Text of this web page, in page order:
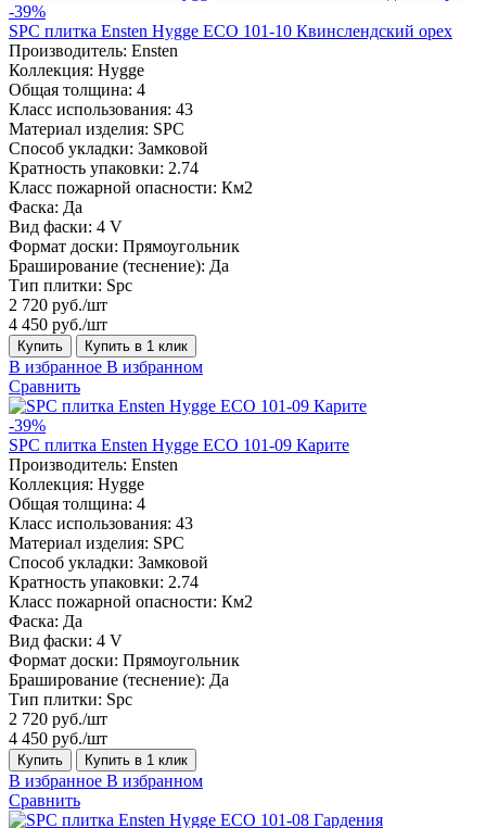
-39%
SPC плитка Ensten Hygge ECO 101-10 Квинслендский орех
Производитель: Ensten
Коллекция: Hygge
Общая толщина: 4
Класс использования: 43
Материал изделия: SPC
Способ укладки: Замковой
Кратность упаковки: 2.74
Класс пожарной опасности: Км2
Фаска: Да
Вид фаски: 4 V
Формат доски: Прямоугольник
Браширование (теснение): Да
Тип плитки: Spc
2 720 руб./шт
4 450 руб./шт
Купить Купить в 1 клик
В избранное В избранном
Сравнить
-39%
SPC плитка Ensten Hygge ECO 101-09 Карите
Производитель: Ensten
Коллекция: Hygge
Общая толщина: 4
Класс использования: 43
Материал изделия: SPC
Способ укладки: Замковой
Кратность упаковки: 2.74
Класс пожарной опасности: Км2
Фаска: Да
Вид фаски: 4 V
Формат доски: Прямоугольник
Браширование (теснение): Да
Тип плитки: Spc
2 720 руб./шт
4 450 руб./шт
Купить Купить в 1 клик
В избранное В избранном
Сравнить